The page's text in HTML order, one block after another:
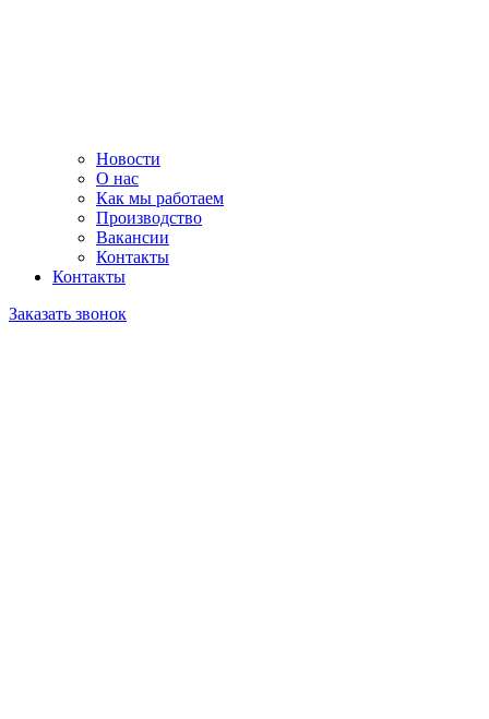
Новости
О нас
Как мы работаем
Производство
Вакансии
Контакты
Контакты
Заказать звонок